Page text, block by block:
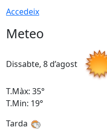
Accedeix
Meteo
Dissabte, 8 d’agost
T.Màx: 35°
T.Min: 19°
Tarda